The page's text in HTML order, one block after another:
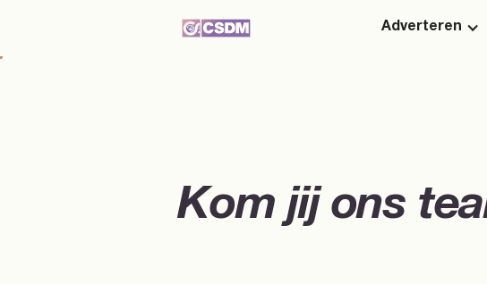
Adverteren
Werken
Kom jij ons